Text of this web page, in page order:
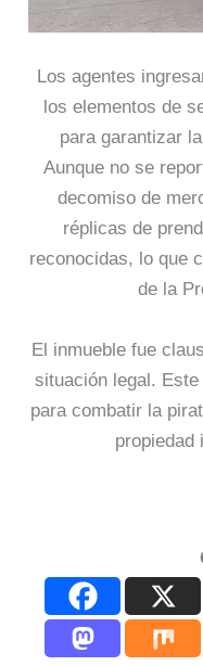
Los agentes
los elementos de
para garantizar
Aunque no se
decomiso de
réplicas de
reconocidas, lo que
de la
El inmueble fue
situación legal.
para combatir la
propiedad